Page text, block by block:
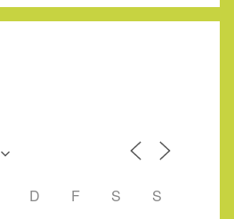
D F S
S